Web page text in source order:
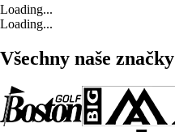
Loading...
Loading...
Všechny naše značky